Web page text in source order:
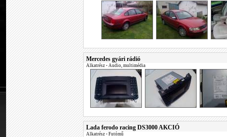
Mercedes gyári rádió
Alkatrész • Audio, multimédia
Lada ferodo racing DS3000 AKCIÓ
Alkatrész • Futómű